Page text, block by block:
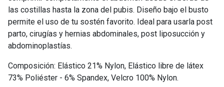
las costillas hasta la zona del pubis. Diseño bajo el busto
permite el uso de tu sostén favorito. Ideal para usarla post
parto, cirugías y hernias abdominales, post liposucción y
abdominoplastías.
Composición: Elástico 21% Nylon, Elástico libre de látex
73% Poliéster - 6% Spandex, Velcro 100% Nylon.